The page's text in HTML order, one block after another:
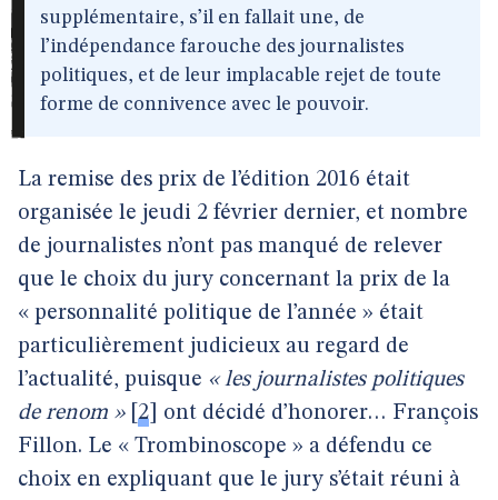
supplémentaire, s’il en fallait une, de
l’indépendance farouche des journalistes
politiques, et de leur implacable rejet de toute
forme de connivence avec le pouvoir.
La remise des prix de l’édition 2016 était
organisée le jeudi 2 février dernier, et nombre
de journalistes n’ont pas manqué de relever
que le choix du jury concernant la prix de la
« personnalité politique de l’année » était
particulièrement judicieux au regard de
l’actualité, puisque « les journalistes politiques
de renom »[ 2
ont décidé d’honorer… François
Fillon. Le « Trombinoscope » a défendu ce
choix en expliquant que le jury s’était réuni à